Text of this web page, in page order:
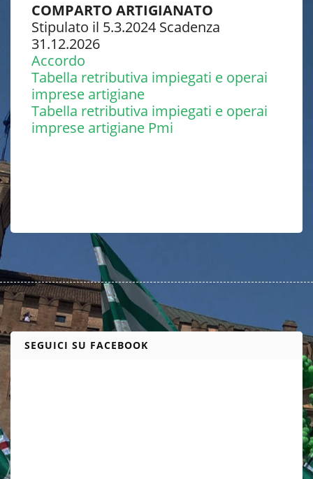
COMPARTO ARTIGIANATO
Stipulato il 5.3.2024 Scadenza
31.12.2026
Accordo
Tabella retributiva impiegati e operai
imprese artigiane
Tabella retributiva impiegati e operai
imprese artigiane Pmi
SEGUICI SU FACEBOOK